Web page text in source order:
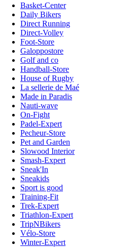
Basket-Center
Daily Bikers
Direct Running
Direct-Volley
Foot-Store
Galoppostore
Golf and co
Handball-Store
House of Rugby
La sellerie de Maé
Made in Paradis
Nauti-wave
On-Fight
Padel-Expert
Pecheur-Store
Pet and Garden
Slowood Interior
Smash-Expert
Sneak'In
Sneakids
Sport is good
Training-Fit
Trek-Expert
Triathlon-Expert
TripNBikers
Vélo-Store
Winter-Expert